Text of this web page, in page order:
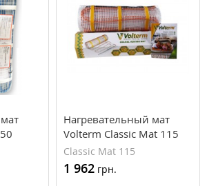
1.0
Нагревательный мат
Volterm Classic Mat 115
Classic Mat 115
1 962 грн.